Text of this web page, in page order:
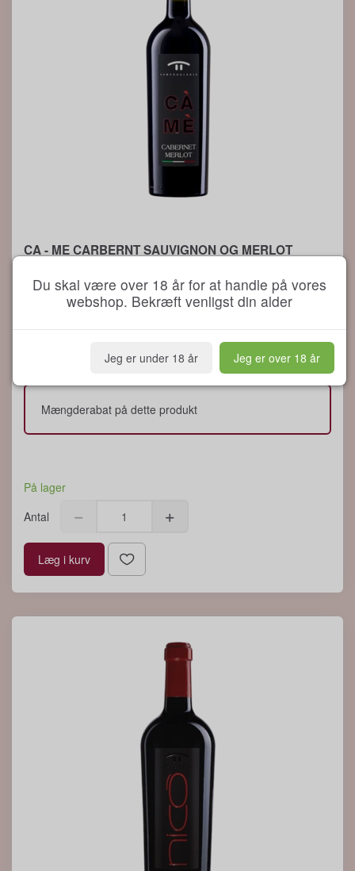
CA - ME CARBERNT SAUVIGNON OG MERLOT
CA - ME Carbernt Sauvignon og Merlot
Vigna Ospedaletto, Vigna Colombarone
Mængderabat på dette produkt
På lager
Antal
Læg i kurv
Du skal være over 18 år for at handle på vores
webshop. Bekræft venligst din alder
Jeg er under 18 år Jeg er over 18 år